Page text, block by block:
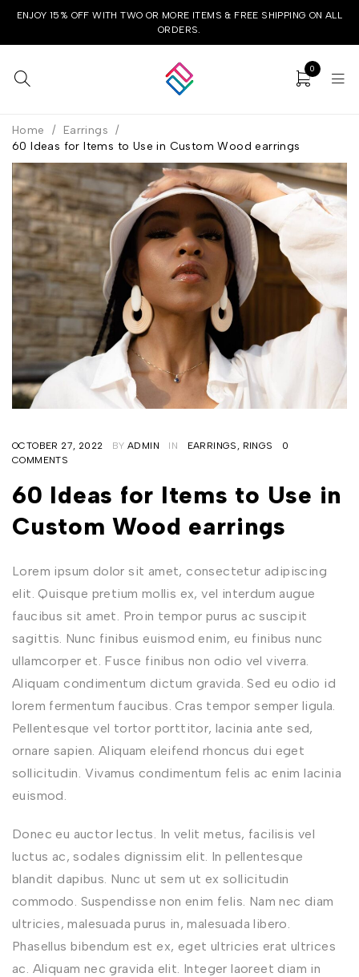
ENJOY 15% OFF WITH TWO OR MORE ITEMS & FREE SHIPPING ON ALL
ORDERS.
0
Home / Earrings
/
60 Ideas for Items to Use in Custom Wood earrings
OCTOBER 27, 2022 BY ADMIN IN EARRINGS , RINGS
0
COMMENTS
60 Ideas for Items to Use in
Custom Wood earrings
Lorem ipsum dolor sit amet, consectetur adipiscing
elit. Quisque pretium mollis ex, vel interdum augue
faucibus sit amet. Proin tempor purus ac suscipit
sagittis. Nunc finibus euismod enim, eu finibus nunc
ullamcorper et. Fusce finibus non odio vel viverra.
Aliquam condimentum dictum gravida. Sed eu odio id
lorem fermentum faucibus. Cras tempor semper ligula.
Pellentesque vel tortor porttitor, lacinia ante sed,
ornare sapien. Aliquam eleifend rhoncus dui eget
sollicitudin. Vivamus condimentum felis ac enim lacinia
euismod.
Donec eu auctor lectus. In velit metus, facilisis vel
luctus ac, sodales dignissim elit. In pellentesque
blandit dapibus. Nunc ut sem ut ex sollicitudin
commodo. Suspendisse non enim felis. Nam nec diam
ultricies, malesuada purus in, malesuada libero.
Phasellus bibendum est ex, eget ultricies erat ultrices
ac. Aliquam nec gravida elit. Integer laoreet diam in